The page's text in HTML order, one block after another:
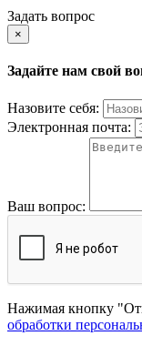
Задать вопрос
×
Задайте нам свой
Назовите себя:
Электронная почта:
Ваш вопрос:
Нажимая кнопку
обработки